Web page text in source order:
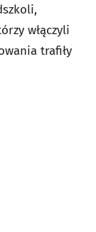
włączyli
trafiły